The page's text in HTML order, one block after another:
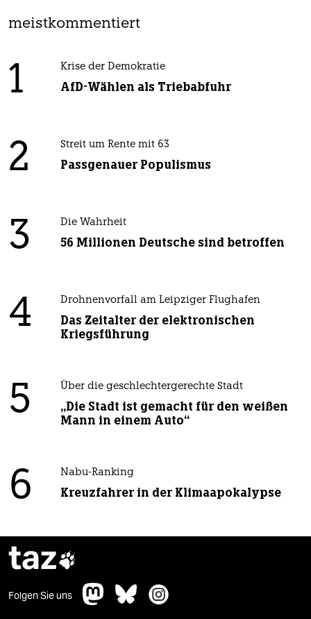
meistkommentiert
1 Krise der Demokratie
AfD-Wählen als Triebabfuhr
2 Streit um Rente mit 63
Passgenauer Populismus
3 Die Wahrheit
56 Millionen Deutsche sind betroffen
4 Drohnenvorfall am Leipziger Flughafen
Das Zeitalter der elektronischen
Kriegsführung
5 Über die geschlechtergerechte Stadt
„Die Stadt ist gemacht für den weißen
Mann in einem Auto“
6 Nabu-Ranking
Kreuzfahrer in der Klimaapokalypse
taz
Folgen Sie uns